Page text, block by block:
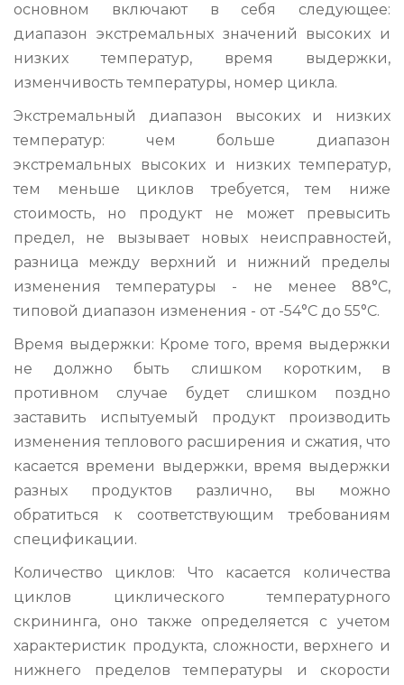
основном включают в себя следующее:
диапазон экстремальных значений высоких и
низких температур, время выдержки,
изменчивость температуры, номер цикла.
Экстремальный диапазон высоких и низких
температур: чем больше диапазон
экстремальных высоких и низких температур,
тем меньше циклов требуется, тем ниже
стоимость, но продукт не может превысить
предел, не вызывает новых неисправностей,
разница между верхний и нижний пределы
изменения температуры - не менее 88°С,
типовой диапазон изменения - от -54°С до 55°С.
Время выдержки: Кроме того, время выдержки
не должно быть слишком коротким, в
противном случае будет слишком поздно
заставить испытуемый продукт производить
изменения теплового расширения и сжатия, что
касается времени выдержки, время выдержки
разных продуктов различно, вы можно
обратиться к соответствующим требованиям
спецификации.
Количество циклов: Что касается количества
циклов циклического температурного
скрининга, оно также определяется с учетом
характеристик продукта, сложности, верхнего и
нижнего пределов температуры и скорости